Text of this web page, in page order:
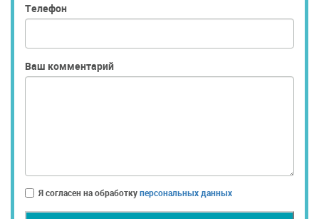
Телефон
Ваш комментарий
Я согласен на обработкуперсональных данных